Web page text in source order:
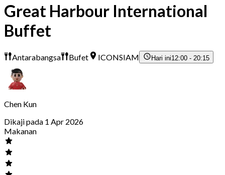
Great Harbour International
Buffet
Antarabangsa Bufet ICONSIAM Hari ini12:00 - 20:15
Chen Kun
Dikaji pada 1 Apr 2026
Makanan